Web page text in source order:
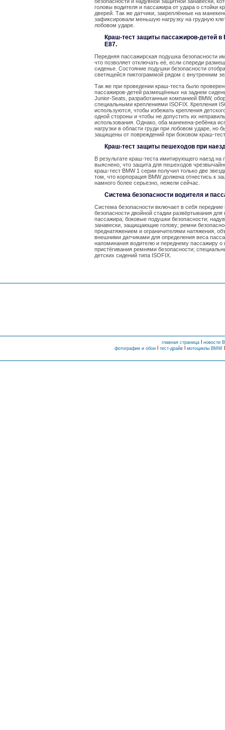
головы водителя и пассажира от удара о стойки
дверей. Так же датчики, закреплённые на
зафиксировали меньшую нагрузку на грудную
лобовом ударе.
Краш-тест защиты пассажиров-детей в
E87.
Передняя пассажирская подушка безопасности
что позволяет отключать её, если спереди
сиденье. Состояние подушки безопасности
светящейся пиктограммой рядом с внутренним
Так же при проведении краш-теста было
пассажиров-детей размещённых на заднем
Junior-Seats, разработанные компанией BMW,
специальными креплениями ISOFIX. Крепления
используются, чтобы избежать крепления
одной стороны и чтобы не допустить их
использования. Однако, оба манекена-ребёнка
нагрузки в области груди при лобовом ударе, но
защищены от повреждений при боковом краш-
Краш-тест защиты пешеходов при
В результате краш-теста имитирующего наезд
выяснено, что защита для пешеходов
краш-тест BMW 1 серии получил только две
том, что корпорация BMW должена отнестись к
намного более серьезно, нежели сейчас.
Система безопасности водителя и
Система безопасности включает в себя
безопасности двойной стадии развёртывания для
пассажира; боковые подушки безопасности;
занавески, защищающие голову; ремни
преднатяжением и ограничителями натяжения,
внешними датчиками для определения веса
напоминания водителю и переднему пассажиру о
пристёгивания ремнями безопасности;
детских сидений типа ISOFIX.
главная страница l новости
фотографии и обои l тест-драйвl мотоциклы BMW